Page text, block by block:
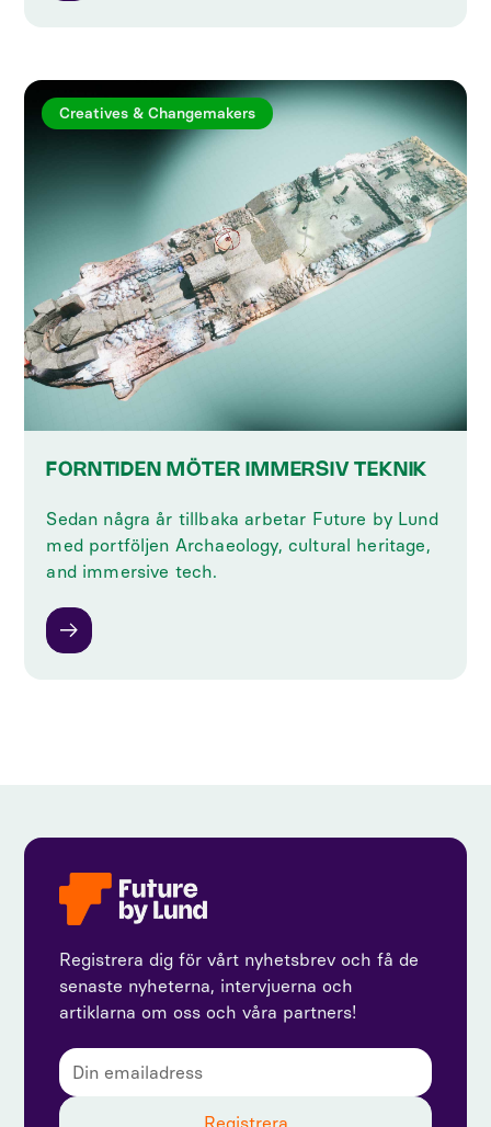
Creatives & Changemakers
FORNTIDEN MÖTER IMMERSIV TEKNIK
Sedan några år tillbaka arbetar Future by Lund
med portföljen Archaeology, cultural heritage,
and immersive tech.
Registrera dig för vårt nyhetsbrev och få de
senaste nyheterna, intervjuerna och
artiklarna om oss och våra partners!